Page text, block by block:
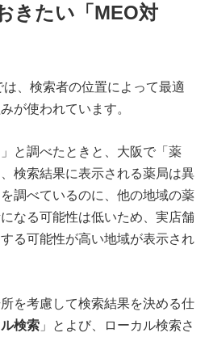
きたい「MEO対
、検索者の位置によって最適
が使われています。
と調べたときと、大阪で「薬
検索結果に表示される薬局は異
調べているのに、他の地域の薬
なる可能性は低いため、実店舗
る可能性が高い地域が表示され
を考慮して検索結果を決める仕
検索 」とよび、ローカル検索さ